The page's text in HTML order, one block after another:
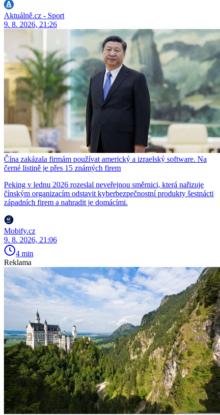
Aktuálně.cz - Sport
9. 8. 2026, 21:26
Čína zakázala firmám používat americký a izraelský software. Na
černé listině je přes 15 známých firem
Peking v lednu 2026 rozeslal neveřejnou směrnici, která nařizuje
čínským organizacím odstavit kyberbezpečnostní produkty šestnácti
západních firem a nahradit je domácími.
Mobify.cz
9. 8. 2026, 21:06
4 min
Reklama